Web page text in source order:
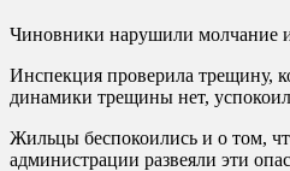
Чиновники нарушили молчание
Инспекция проверила трещину,
динамики трещины нет,
Жильцы беспокоились и о том,
администрации развеяли эти